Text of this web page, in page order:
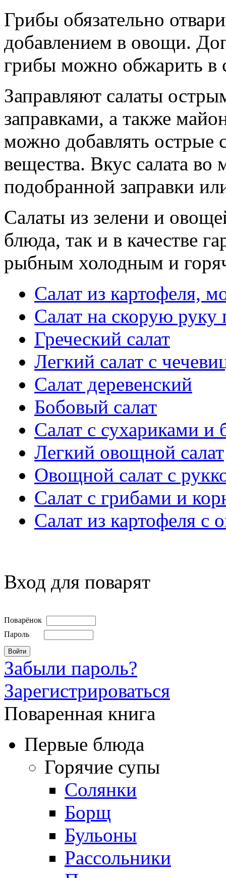
Грибы обязательно
добавлением в овощи.
грибы можно обжарить в
Заправляют салаты
заправками, а также
можно добавлять острые
вещества. Вкус салата во
подобранной заправки
Салаты из зелени и
блюда, так и в качестве
рыбным холодным и
Салат из картофеля,
Салат на скорую руку
Греческий салат
Легкий салат с
Салат деревенский
Бобовый салат
Салат с сухариками и
Легкий овощной салат
Овощной салат с
Салат с грибами и
Салат из картофеля с
Вход для поварят
Поварёнок
Пароль
Забыли пароль?
Зарегистрироваться
Поваренная книга
Первые блюда
Горячие супы
Солянки
Борщ
Бульоны
Рассольники